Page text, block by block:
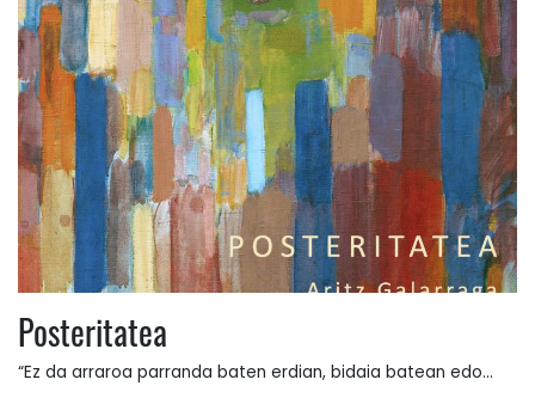
Posteritatea
“Ez da arraroa parranda baten erdian, bidaia batean edo...